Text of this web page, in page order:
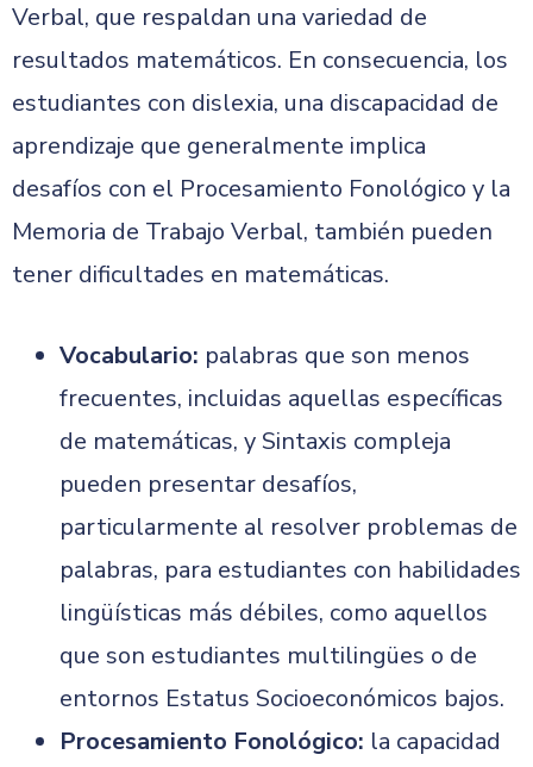
Verbal, que respaldan una variedad de
resultados matemáticos. En consecuencia, los
estudiantes con dislexia, una discapacidad de
aprendizaje que generalmente implica
desafíos con el Procesamiento Fonológico y la
Memoria de Trabajo Verbal, también pueden
tener dificultades en matemáticas.
Vocabulario: palabras que son menos
frecuentes, incluidas aquellas específicas
de matemáticas, y Sintaxis compleja
pueden presentar desafíos,
particularmente al resolver problemas de
palabras, para estudiantes con habilidades
lingüísticas más débiles, como aquellos
que son estudiantes multilingües o de
entornos Estatus Socioeconómicos bajos.
Procesamiento Fonológico: la capacidad